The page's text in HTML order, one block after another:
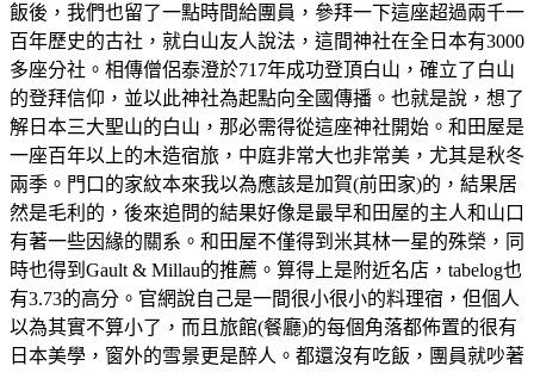
飯後，我們也留了一點時間給團員，參拜一下這座超過兩千一
百年歷史的古社，就白山友人說法，這間神社在全日本有3000
多座分社。相傳僧侶泰澄於717年成功登頂白山，確立了白山
的登拜信仰，並以此神社為起點向全國傳播。也就是說，想了
解日本三大聖山的白山，那必需得從這座神社開始。和田屋是
一座百年以上的木造宿旅，中庭非常大也非常美，尤其是秋冬
兩季。門口的家紋本來我以為應該是加賀(前田家)的，結果居
然是毛利的，後來追問的結果好像是最早和田屋的主人和山口
有著一些因緣的關系。和田屋不僅得到米其林一星的殊榮，同
時也得到Gault & Millau的推薦。算得上是附近名店，tabelog也
有3.73的高分。官網說自己是一間很小很小的料理宿，但個人
以為其實不算小了，而且旅館(餐廳)的每個角落都佈置的很有
日本美學，窗外的雪景更是醉人。都還沒有吃飯，團員就吵著